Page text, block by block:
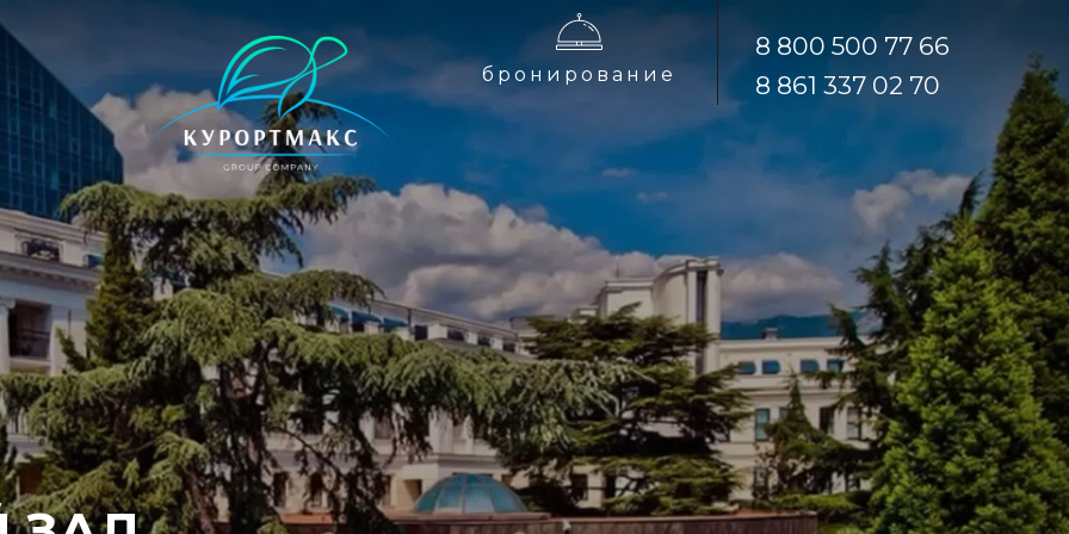
бронирование
8 800 500 77 66
8 861 337 02 70
бронирование
8 800 500 77 66
8 861 337 02 70